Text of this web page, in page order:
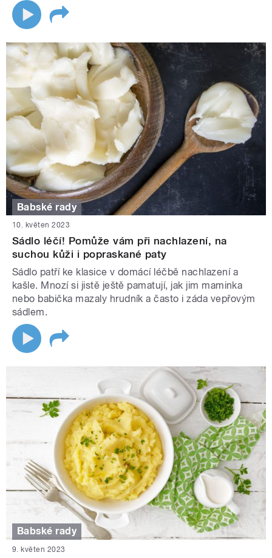
Babské rady
10. květen 2023
Sádlo léčí! Pomůže vám při nachlazení, na
suchou kůži i popraskané paty
Sádlo patří ke klasice v domácí léčbě nachlazení a
kašle. Mnozí si jistě ještě pamatují, jak jim maminka
nebo babička mazaly hrudník a často i záda vepřovým
sádlem.
Babské rady
9. květen 2023